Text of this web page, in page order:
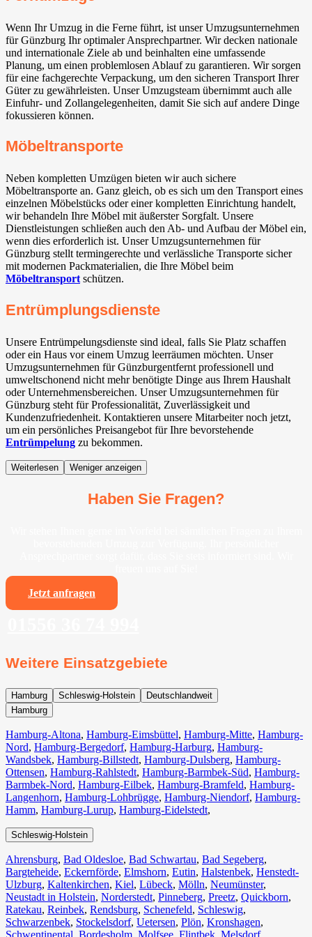
Wenn Ihr Umzug in die Ferne führt, ist unser Umzugsunternehmen
für Günzburg Ihr optimaler Ansprechpartner. Wir decken nationale
und internationale Ziele ab und beinhalten eine umfassende
Planung, um einen problemlosen Ablauf zu garantieren. Wir sorgen
für eine fachgerechte Verpackung, um den sicheren Transport Ihrer
Güter zu gewährleisten. Unser Umzugsteam übernimmt auch alle
Einfuhr- und Zollangelegenheiten, damit Sie sich auf andere Dinge
fokussieren können.
Möbeltransporte
Neben kompletten Umzügen bieten wir auch sichere
Möbeltransporte an. Ganz gleich, ob es sich um den Transport eines
einzelnen Möbelstücks oder einer kompletten Einrichtung handelt,
wir behandeln Ihre Möbel mit äußerster Sorgfalt. Unsere
Dienstleistungen schließen auch den Ab- und Aufbau der Möbel ein,
wenn dies erforderlich ist. Unser Umzugsunternehmen für
Günzburg stellt termingerechte und verlässliche Transporte sicher
mit modernen Packmaterialien, die Ihre Möbel beim
Möbeltransportschützen.
Entrümplungsdienste
Unsere Entrümpelungsdienste sind ideal, falls Sie Platz schaffen
oder ein Haus vor einem Umzug leerräumen möchten. Unser
Umzugsunternehmen für Günzburgentfernt professionell und
umweltschonend nicht mehr benötigte Dinge aus Ihrem Haushalt
oder Unternehmensbereichen. Unser Umzugsunternehmen für
Günzburg steht für Professionalität, Zuverlässigkeit und
Kundenzufriedenheit. Kontaktieren unsere Mitarbeiter noch jetzt,
um ein persönliches Preisangebot für Ihre bevorstehende
Entrümpelung zu bekommen.
Weiterlesen Weniger anzeigen
Haben Sie Fragen?
Jetzt anfragen
Weitere Einsatzgebiete
Hamburg Schleswig-Holstein
Deutschlandweit
Hamburg
Hamburg-Altona, Hamburg-Eimsbüttel, Hamburg-Mitte, Hamburg-
Nord, Hamburg-Bergedorf, Hamburg-Harburg, Hamburg-
Wandsbek, Hamburg-Billstedt, Hamburg-Dulsberg, Hamburg-
Ottensen, Hamburg-Rahlstedt, Hamburg-Barmbek-Süd, Hamburg-
Barmbek-Nord, Hamburg-Eilbek, Hamburg-Bramfeld, Hamburg-
Langenhorn, Hamburg-Lohbrügge, Hamburg-Niendorf, Hamburg-
Hamm, Hamburg-Lurup, Hamburg-Eidelstedt,
Schleswig-Holstein
Ahrensburg, Bad Oldesloe, Bad Schwartau, Bad Segeberg,
Bargteheide, Eckernförde, Elmshorn, Eutin, Halstenbek, Henstedt-
Ulzburg, Kaltenkirchen, Kiel, Lübeck, Mölln, Neumünster,
Neustadt in Holstein, Norderstedt, Pinneberg, Preetz, Quickborn,
Ratekau, Reinbek, Rendsburg, Schenefeld, Schleswig,
Schwarzenbek, Stockelsdorf, Uetersen, Plön, Kronshagen,
Schwentinental Bordesholm Molfsee Flintbek Melsdorf,